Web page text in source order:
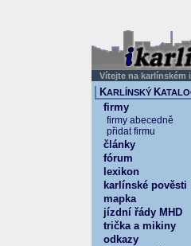
Vítejte na
KARLÍNSKÝ K
firmy
firmy abecedně
přidat firmu
články
fórum
lexikon
karlínské pověsti
mapka
jízdní řády MHD
trička a mikiny
odkazy